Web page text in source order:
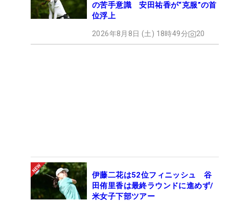
の苦手意識 安田祐香が“克服”の首
位浮上
2026年8月8日 (土) 18時49分 20
伊藤二花は52位フィニッシュ 谷
田侑里香は最終ラウンドに進めず/
米女子下部ツアー